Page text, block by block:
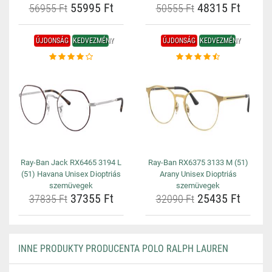
56955 Ft55995 Ft 50555 Ft48315 Ft
ÚJDONSÁG KEDVEZMÉNY
Ray-Ban Jack RX6465 3194 L
(51) Havana Unisex Dioptriás
szemüvegek
37835 Ft37355 Ft
ÚJDONSÁG KEDVEZMÉNY
Ray-Ban RX6375 3133 M (51)
Arany Unisex Dioptriás
szemüvegek
32090 Ft25435 Ft
INNE PRODUKTY PRODUCENTA POLO RALPH LAUREN